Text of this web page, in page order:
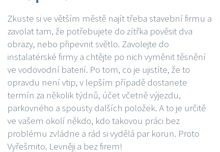
Zkuste si ve větším městě najít třeba stavební firmu a
zavolat tam, že potřebujete do zítřka pověsit dva
obrazy, nebo připevnit světlo. Zavolejte do
instalatérské firmy a chtějte po nich vyměnit těsnění
ve vodovodní baterií. Po tom, co je ujistíte, že to
opravdu není vtip, v lepším případě dostanete
termín za několik týdnů, účet včetně výjezdu,
parkovného a spousty dalších položek. A to je určitě
ve vašem okolí někdo, kdo takovou práci bez
problému zvládne a rád si vydělá par korun. Proto
Vyřešmito. Levněji a bez firem!